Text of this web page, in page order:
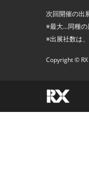
次回開催の出
※最大…同種の
※出展社数は
Copyright © RX